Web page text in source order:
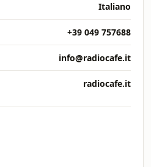
Italiano
+39 049 757688
info@radiocafe.it
radiocafe.it